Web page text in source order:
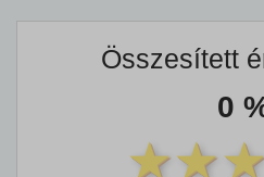
Összesített
0